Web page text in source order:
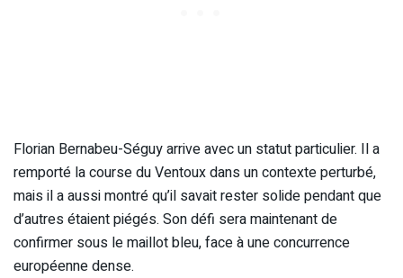
Florian Bernabeu-Séguy arrive avec un statut particulier. Il a
remporté la course du Ventoux dans un contexte perturbé,
mais il a aussi montré qu’il savait rester solide pendant que
d’autres étaient piégés. Son défi sera maintenant de
confirmer sous le maillot bleu, face à une concurrence
européenne dense.